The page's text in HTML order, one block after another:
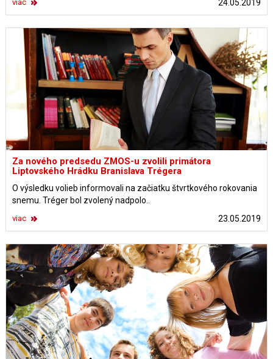
24.05.2019
viac
Za nového predsedu ZMOS-u zvolili primátora
Liptovského Hrádku Branislava Trégera
O výsledku volieb informovali na začiatku štvrtkového rokovania
snemu. Tréger bol zvolený nadpolo..
23.05.2019
viac